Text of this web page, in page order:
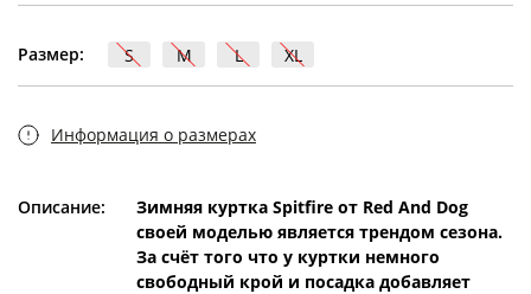
Размер: S M L XL
Информация о размерах
Описание:
Зимняя куртка Spitfire от Red And Dog
своей моделью является трендом сезона.
За счёт того что у куртки немного
свободный крой и посадка добавляет